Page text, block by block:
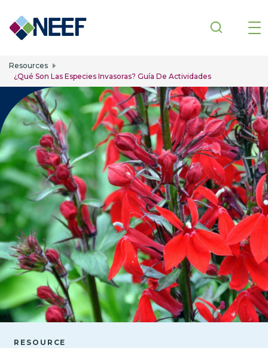
Resources
¿Qué Son Las Especies Invasoras? Guía De Actividades
RESOURCE